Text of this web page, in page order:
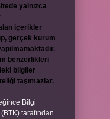
yalnızca
içerikler
gerçek kurum
benzerlikleri
bilgiler
taşımazlar.
Bilgi
tarafından